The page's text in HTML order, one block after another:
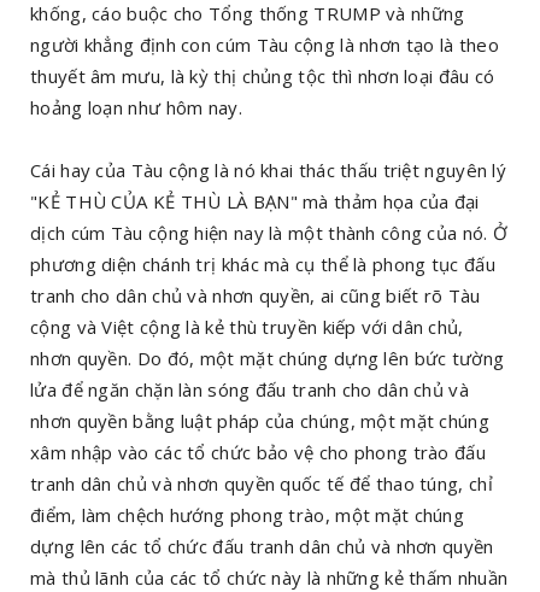
khống, cáo buộc cho Tổng thống TRUMP và những
người khẳng định con cúm Tàu cộng là nhơn tạo là theo
thuyết âm mưu, là kỳ thị chủng tộc thì nhơn loại đâu có
hoảng loạn như hôm nay.
Cái hay của Tàu cộng là nó khai thác thấu triệt nguyên lý
"KẺ THÙ CỦA KẺ THÙ LÀ BẠN" mà thảm họa của đại
dịch cúm Tàu cộng hiện nay là một thành công của nó. Ở
phương diện chánh trị khác mà cụ thể là phong tục đấu
tranh cho dân chủ và nhơn quyền, ai cũng biết rõ Tàu
cộng và Việt cộng là kẻ thù truyền kiếp với dân chủ,
nhơn quyền. Do đó, một mặt chúng dựng lên bức tường
lửa để ngăn chặn làn sóng đấu tranh cho dân chủ và
nhơn quyền bằng luật pháp của chúng, một mặt chúng
xâm nhập vào các tổ chức bảo vệ cho phong trào đấu
tranh dân chủ và nhơn quyền quốc tế để thao túng, chỉ
điểm, làm chệch hướng phong trào, một mặt chúng
dựng lên các tổ chức đấu tranh dân chủ và nhơn quyền
mà thủ lãnh của các tổ chức này là những kẻ thấm nhuần